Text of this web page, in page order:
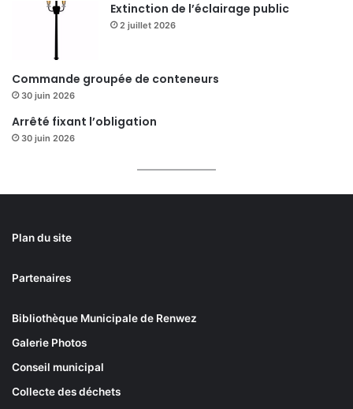
Extinction de l’éclairage public
2 juillet 2026
Commande groupée de conteneurs
30 juin 2026
Arrêté fixant l’obligation
30 juin 2026
Plan du site
Partenaires
Bibliothèque Municipale de Renwez
Galerie Photos
Conseil municipal
Collecte des déchets